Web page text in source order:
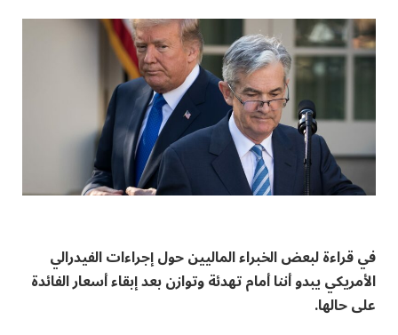
فيقراءة لبعض الخبراء الماليين حول إجراءات الفيدرالي
الأمريكي يبدو أننا أمام تهدئة وتوازن بعد إبقاء أسعار الفائدة
على حالها.